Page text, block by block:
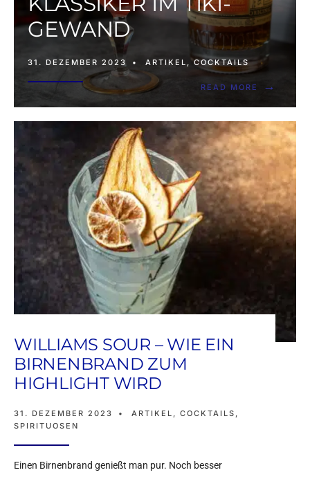
GEWAND
31. DEZEMBER 2023 • ARTIKEL ,COCKTAILS
READ MORE →
WILLIAMS SOUR – WIE EIN
BIRNENBRAND ZUM
HIGHLIGHT WIRD
31. DEZEMBER 2023 • ARTIKEL , COCKTAILS ,
SPIRITUOSEN
Einen Birnenbrand genießt man pur. Noch besser